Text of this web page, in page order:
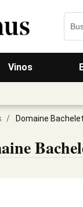
Vinos
/ Domaine